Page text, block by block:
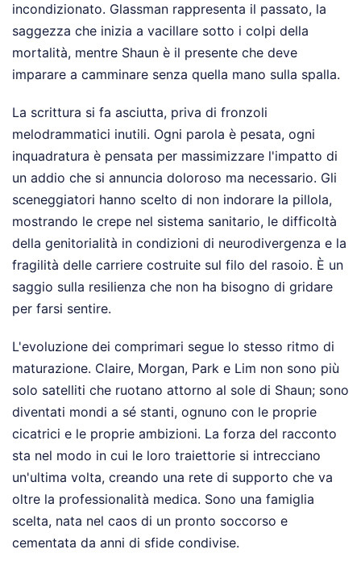
incondizionato. Glassman rappresenta il passato, la
saggezza che inizia a vacillare sotto i colpi della
mortalità, mentre Shaun è il presente che deve
imparare a camminare senza quella mano sulla spalla.
La scrittura si fa asciutta, priva di fronzoli
melodrammatici inutili. Ogni parola è pesata, ogni
inquadratura è pensata per massimizzare l'impatto di
un addio che si annuncia doloroso ma necessario. Gli
sceneggiatori hanno scelto di non indorare la pillola,
mostrando le crepe nel sistema sanitario, le difficoltà
della genitorialità in condizioni di neurodivergenza e la
fragilità delle carriere costruite sul filo del rasoio. È un
saggio sulla resilienza che non ha bisogno di gridare
per farsi sentire.
L'evoluzione dei comprimari segue lo stesso ritmo di
maturazione. Claire, Morgan, Park e Lim non sono più
solo satelliti che ruotano attorno al sole di Shaun; sono
diventati mondi a sé stanti, ognuno con le proprie
cicatrici e le proprie ambizioni. La forza del racconto
sta nel modo in cui le loro traiettorie si intrecciano
un'ultima volta, creando una rete di supporto che va
oltre la professionalità medica. Sono una famiglia
scelta, nata nel caos di un pronto soccorso e
cementata da anni di sfide condivise.